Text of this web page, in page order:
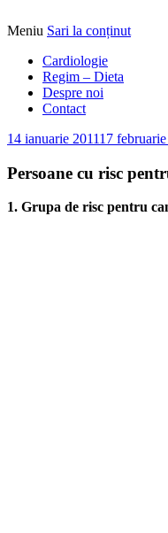
DrBendo.ro
Alimentatia sa iti
Meniu Sari la conținut
Cardiologie
Regim – Dieta
Despre noi
Contact
14 ianuarie 201117
Persoane cu risc
1. Grupa de risc pentru